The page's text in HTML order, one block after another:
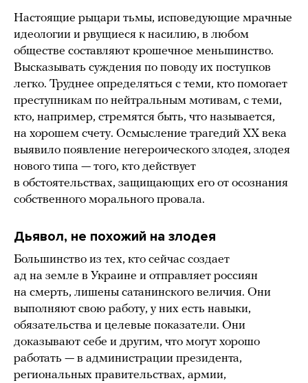
Настоящие рыцари тьмы, исповедующие мрачные
идеологии и рвущиеся к насилию, в любом
обществе составляют крошечное меньшинство.
Высказывать суждения по поводу их поступков
легко. Труднее определяться с теми, кто помогает
преступникам по нейтральным мотивам, с теми,
кто, например, стремятся быть, что называется,
на хорошем счету. Осмысление трагедий ХХ века
выявило появление негероического злодея, злодея
нового типа — того, кто действует
в обстоятельствах, защищающих его от осознания
собственного морального провала.
Дьявол, не похожий на злодея
Большинство из тех, кто сейчас создает
ад на земле в Украине и отправляет россиян
на смерть, лишены сатанинского величия. Они
выполняют свою работу, у них есть навыки,
обязательства и целевые показатели. Они
доказывают себе и другим, что могут хорошо
работать — в администрации президента,
региональных правительствах, армии,